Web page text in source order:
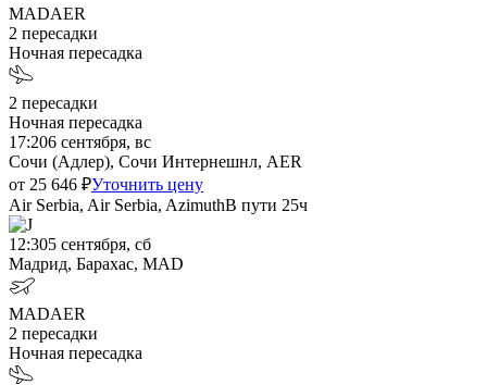
MADAER
2 пересадки
Ночная пересадка
2 пересадки
Ночная пересадка
17:206 сентября, вс
Сочи (Адлер), Сочи Интернешнл, AER
от 25 646 ₽Уточнить цену
Air Serbia, Air Serbia, AzimuthВ пути 25ч
12:305 сентября, сб
Мадрид, Барахас, MAD
MADAER
2 пересадки
Ночная пересадка